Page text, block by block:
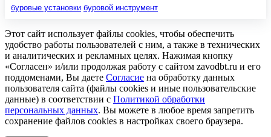
буровые установки буровой инструмент
Этот сайт использует файлы cookies, чтобы обеспечить
удобство работы пользователей с ним, а также в технических
и аналитических и рекламных целях. Нажимая кнопку
«Согласен» и/или продолжая работу с сайтом zavodbt.ru и его
поддоменами, Вы даете Согласие на обработку данных
пользователя сайта (файлы cookies и иные пользовательские
данные) в соответствии с Политикой обработки
персональных данных. Вы можете в любое время запретить
сохранение файлов cookies в настройках своего браузера.